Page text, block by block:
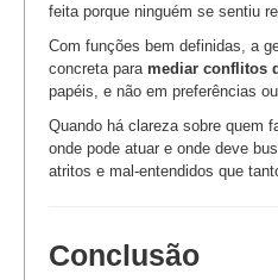
feita porque ninguém se sentiu
Com funções bem definidas, a
concreta para mediar conflitos
papéis, e não em preferências
Quando há clareza sobre quem
onde pode atuar e onde deve
atritos e mal-entendidos que
Conclusão